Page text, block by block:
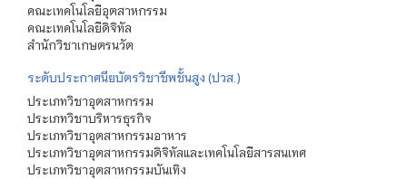
คณะเทคโนโลยีอุตสาหกรรม
คณะเทคโนโลยีดิจิทัล
สำนักวิชาเกษตรนวัต
ระดับประกาศนียบัตรวิชาชีพชั้นสูง (ปวส.)
ประเภทวิชาอุตสาหกรรม
ประเภทวิชาบริหารธุรกิจ
ประเภทวิชาอุตสาหกรรมอาหาร
ประเภทวิชาอุตสาหกรรมดิจิทัลและเทคโนโลยีสารสนเทศ
ประเภทวิชาอุตสาหกรรมบันเทิง